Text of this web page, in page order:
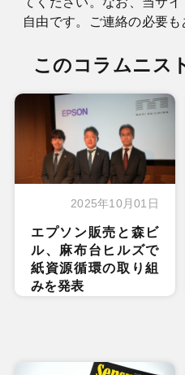
自由です。ご連絡の必要も
このコラムニス
2025年10月01日
エプソン販売と森ビ
ル、麻布台ヒルズで
紙資源循環の取り組
みを発表